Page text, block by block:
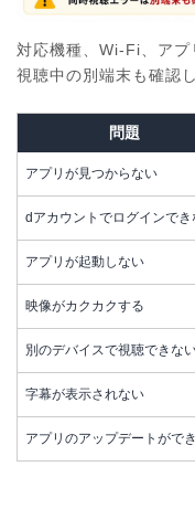
対応機種、Wi-Fi、アプ
視聴中の別端末も確認し
問題
アプリが見つからない
dアカウントでログインでき
アプリが起動しない
映像がカクカクする
別のデバイスで視聴できな
字幕が表示されない
アプリのアップデートがで